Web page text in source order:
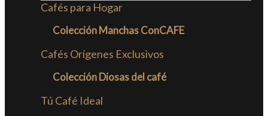
Cafés para Hogar
Colección Manchas ConCAFE
Cafés Orígenes Exclusivos
Colección Diosas del café
Tú Café Ideal